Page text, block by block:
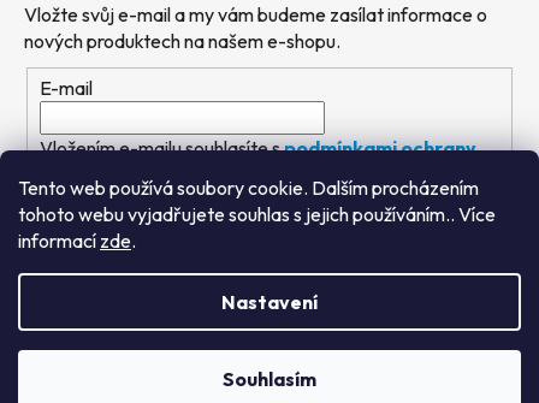
Tento web používá soubory cookie. Dalším procházením
tohoto webu vyjadřujete souhlas s jejich používáním.. Více
informací zde.
Nastavení
Souhlasím
Vložte svůj e-mail a my vám budeme zasílat informace o
nových produktech na našem e-shopu.
E-mail
Vložením e-mailu souhlasíte spodmínkami ochrany
osobních údajů
PŘIHLÁSIT SE
Výtvarné hračky